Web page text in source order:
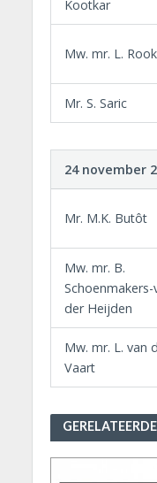
Kootkar
Mw. mr. L. Rook
Mr. S. Saric
24 november
Mr. M.K. Butôt
Mw. mr. B.
Schoenmakers-
der Heijden
Mw. mr. L. van
Vaart